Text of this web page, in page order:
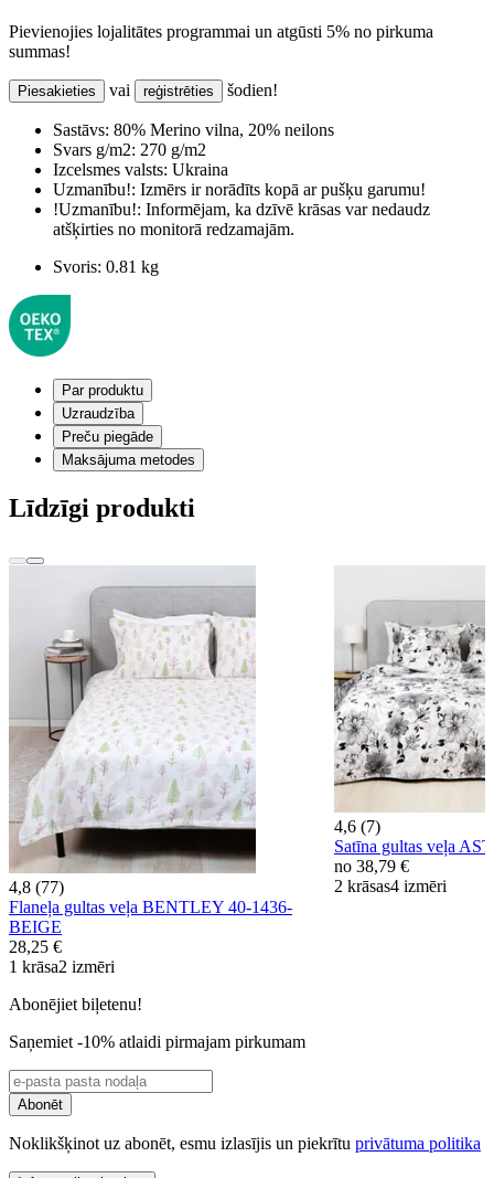
Pievienojies lojalitātes programmai un atgūsti 5% no pirkuma
summas!
Piesakieties vai reģistrēties šodien!
Sastāvs: 80% Merino vilna, 20% neilons
Svars g/m2: 270 g/m2
Izcelsmes valsts: Ukraina
Uzmanību!: Izmērs ir norādīts kopā ar pušķu garumu!
!Uzmanību!: Informējam, ka dzīvē krāsas var nedaudz
atšķirties no monitorā redzamajām.
Svoris: 0.81 kg
Par produktu
Uzraudzība
Preču piegāde
Maksājuma metodes
Līdzīgi produkti
4,8 (77)
Flaneļa gultas veļa BENTLEY 40-1436-
BEIGE
28,25 €
1 krāsa2 izmēri
4,6 (7)
Satīna gultas veļa
no 38,79 €
2 krāsas4 izmēri
Abonējiet biļetenu!
Saņemiet -10% atlaidi pirmajam pirkumam
Abonēt
Noklikšķinot uz abonēt, esmu izlasījis un piekrītu privātuma politika